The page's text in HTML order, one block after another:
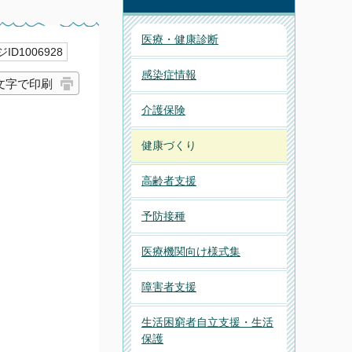
ID1006928
字で印刷
医療・健康診断
感染症情報
介護保険
健康づくり
高齢者支援
予防接種
医療機関向け様式集
障害者支援
生活困窮者自立支援・生活
保護